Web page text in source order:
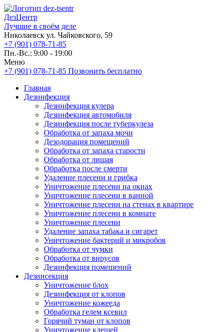
ДезЦентр
Лучшие в своём деле
Николаевск ул. Чайковского, 59
+7 (901) 078-71-85
Пн.-Вс.: 9:00 - 19:00
Меню
+7 (901) 078-71-85 Позвонить бесплатно
Главная
Дезинфекция
Дезинфекция кулера
Дезинфекция автомобиля
Дезинфекция после туберкулеза
Обработка от запаха мочи
Дезодорация помещений
Обработка от запаха старости
Обработка от лишая
Обработка после смерти
Удаление плесени и грибка
Уничтожение плесени на окнах
Уничтожение плесени в ванной
Уничтожение плесени на стенах в квартире
Уничтожение плесени в комнате
Уничтожение плесени
Удаление запаха табака и сигарет
Уничтожение бактерий и микробов
Обработка от чумки
Обработка от вирусов
Дезинфекция помещений
Дезинсекция
Уничтожение блох
Дезинфекция от клопов
Уничтожение кожееда
Обработка гелем ксевил
Горячий туман от клопов
Уничтожение клещей